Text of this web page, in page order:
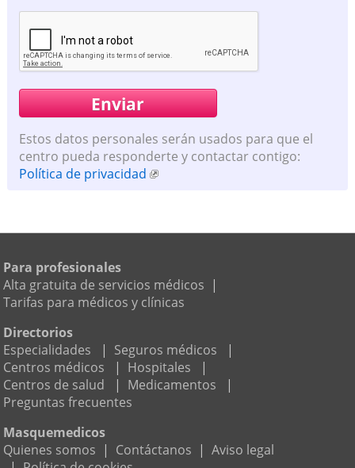
Estos datos personales serán usados para que el
centro pueda responderte y contactar contigo:
Política de privacidad
Para profesionales
Alta gratuita de servicios médicos |
Tarifas para médicos y clínicas
Directorios
Especialidades
| Seguros médicos
|
Centros médicos
| Hospitales
|
Centros de salud
| Medicamentos
|
Preguntas frecuentes
Masquemedicos
Quienes somos | Contáctanos | Aviso legal